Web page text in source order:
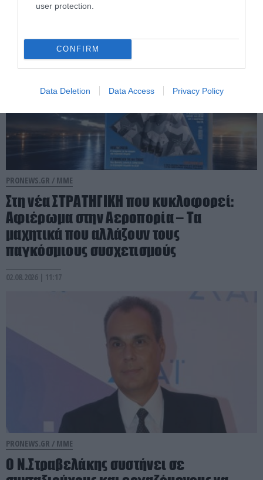
user protection.
CONFIRM
Data Deletion Data Access Privacy Policy
03.08.2026 | 10:49
PRONEWS.GR / ΜΜΕ
Στη νέα ΣΤΡΑΤΗΓΙΚΗ που κυκλοφορεί:
Αφιέρωμα στην Αεροπορία – Τα
μαχητικά που αλλάζουν τους
παγκόσμιους συσχετισμούς
02.08.2026 | 11:17
PRONEWS.GR / ΜΜΕ
Ο Ν.Στραβελάκης συστήνει σε